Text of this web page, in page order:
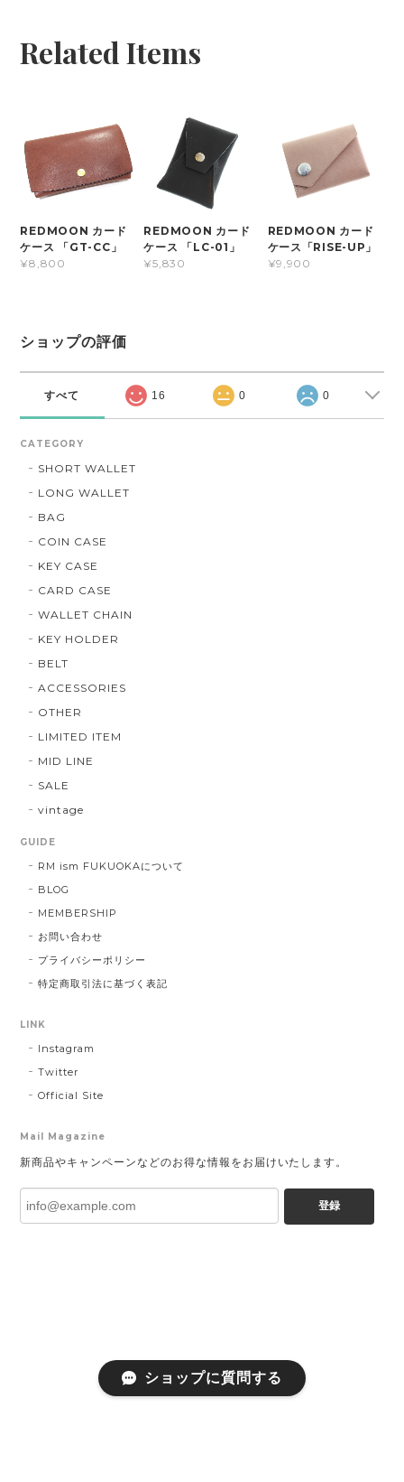
Related Items
REDMOON カード
ケース 「GT-CC」
¥8,800
REDMOON カード
ケース 「LC-01」
¥5,830
REDMOON カード
ケース「RISE-UP」
¥9,900
ショップの評価
すべて 16 0 0
CATEGORY
SHORT WALLET
LONG WALLET
BAG
COIN CASE
KEY CASE
CARD CASE
WALLET CHAIN
KEY HOLDER
BELT
ACCESSORIES
OTHER
LIMITED ITEM
MID LINE
SALE
vintage
GUIDE
RM ism FUKUOKAについて
BLOG
MEMBERSHIP
お問い合わせ
プライバシーポリシー
特定商取引法に基づく表記
LINK
Instagram
Twitter
Official Site
Mail Magazine
新商品やキャンペーンなどのお得な情報をお届けいたします。
登録
ショップに質問する